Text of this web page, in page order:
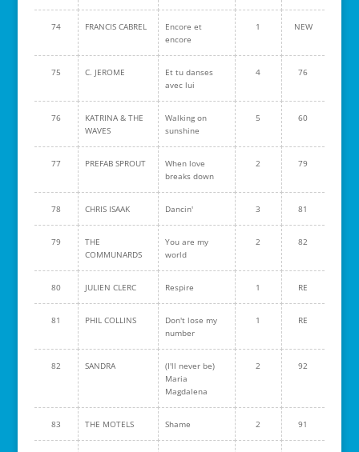
74 FRANCIS CABREL
Encore et
encore
1 NEW
75 C. JEROME
Et tu danses
avec lui
4 76
76
KATRINA & THE
WAVES
Walking on
sunshine
5 60
77 PREFAB SPROUT
When love
breaks down
2 79
78 CHRIS ISAAK Dancin' 3 81
79
THE
COMMUNARDS
You are my
world
2 82
80 JULIEN CLERC Respire 1 RE
81 PHIL COLLINS
Don't lose my
number
1 RE
82 SANDRA
(I'll never be)
Maria
Magdalena
2 92
83 THE MOTELS Shame 2 91